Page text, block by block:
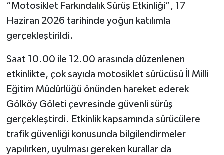
“Motosiklet Farkındalık Sürüş Etkinliği”, 17
Haziran 2026 tarihinde yoğun katılımla
gerçekleştirildi.
Saat 10.00 ile 12.00 arasında düzenlenen
etkinlikte, çok sayıda motosiklet sürücüsü İl Milli
Eğitim Müdürlüğü önünden hareket ederek
Gölköy Göleti çevresinde güvenli sürüş
gerçekleştirdi. Etkinlik kapsamında sürücülere
trafik güvenliği konusunda bilgilendirmeler
yapılırken, uyulması gereken kurallar da